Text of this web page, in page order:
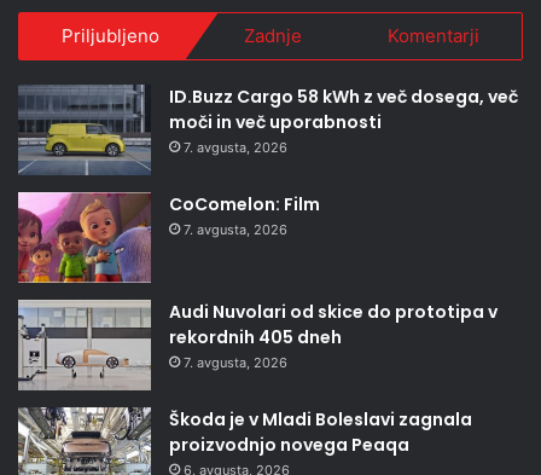
Priljubljeno Zadnje Komentarji
ID.Buzz Cargo 58 kWh z več dosega, več
moči in več uporabnosti
7. avgusta, 2026
CoComelon: Film
7. avgusta, 2026
Audi Nuvolari od skice do prototipa v
rekordnih 405 dneh
7. avgusta, 2026
Škoda je v Mladi Boleslavi zagnala
proizvodnjo novega Peaqa
6. avgusta, 2026